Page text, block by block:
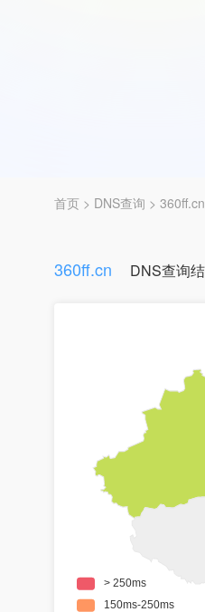
首页 > DNS查询 >
360ff.cn DNS查询